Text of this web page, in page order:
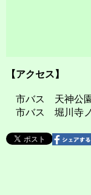
【アクセス】
市バス 天神公
市バス 堀川寺